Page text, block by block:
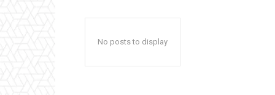
No posts to display